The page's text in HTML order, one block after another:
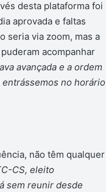
desta plataforma foi
aprovada e faltas
seria via zoom, mas a
acompanhar
avançada e a ordem
no horário
não têm qualquer
CS, eleito
sem reunir desde